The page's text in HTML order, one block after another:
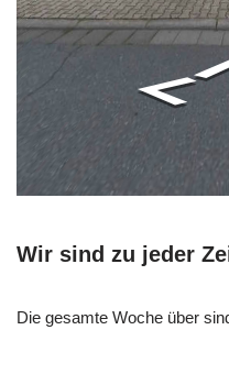
Wir sind zu jeder
Die gesamte Woche über